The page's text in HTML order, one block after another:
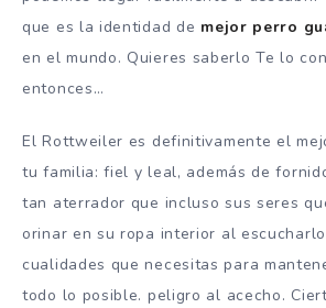
que es la identidad de mejor perro
en el mundo. Quieres saberlo Te lo
entonces…
El Rottweiler es definitivamente el
tu familia: fiel y leal, además de
tan aterrador que incluso sus seres
orinar en su ropa interior al
cualidades que necesitas para
todo lo posible. peligro al acecho.